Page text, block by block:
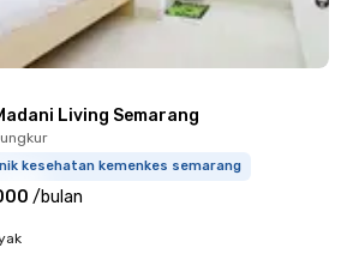
Living Semarang
kesehatan kemenkes semarang
/bulan